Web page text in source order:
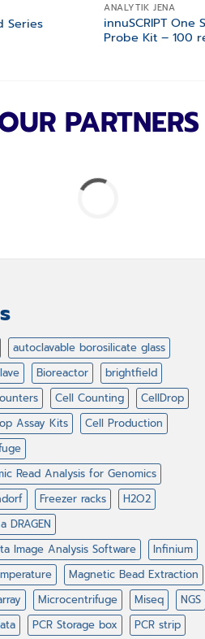
Series
ANALYTIK JENA
innuSCRIPT One
Probe Kit – 100
PARTNERS
autoclavable borosilicate glass
Bioreactor
brightfield
Cell Counting
CellDrop
Assay Kits
Cell Production
Read Analysis for Genomics
Freezer racks
H2O2
DRAGEN
Image Analysis Software
Infinium
Magnetic Bead Extraction
Microcentrifuge Miseq
NGS
PCR Storage box PCR strip